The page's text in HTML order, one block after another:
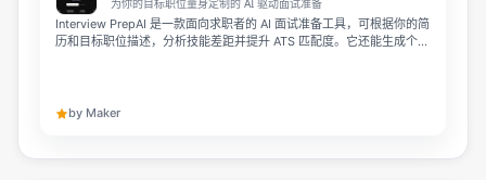
为你的目标职位量身定制的 AI 驱动面试准备
Interview PrepAI 是一款面向求职者的 AI 面试准备工具，可根据你的简
历和目标职位描述，分析技能差距并提升 ATS 匹配度。它还能生成个性
by Maker